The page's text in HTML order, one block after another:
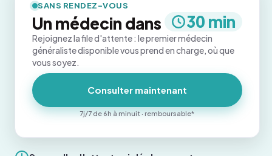
SANS RENDEZ-VOUS
Un médecin dans 30 min
Rejoignez la file d'attente : le premier médecin
généraliste disponible vous prend en charge, où que
vous soyez.
Consulter maintenant
7j/7 de 6h à minuit · remboursable*